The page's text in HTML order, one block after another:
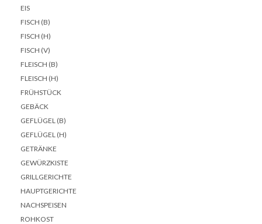
EIS
FISCH (B)
FISCH (H)
FISCH (V)
FLEISCH (B)
FLEISCH (H)
FRÜHSTÜCK
GEBÄCK
GEFLÜGEL (B)
GEFLÜGEL (H)
GETRÄNKE
GEWÜRZKISTE
GRILLGERICHTE
HAUPTGERICHTE
NACHSPEISEN
ROHKOST